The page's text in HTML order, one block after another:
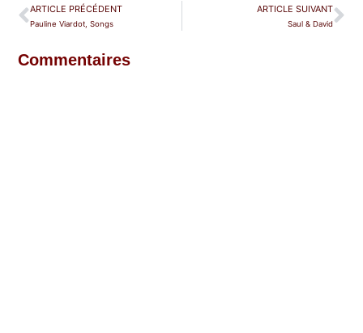
ARTICLE PRÉCÉDENT
Pauline Viardot, Songs
ARTICLE SUIVANT
Saul & David
Commentaires